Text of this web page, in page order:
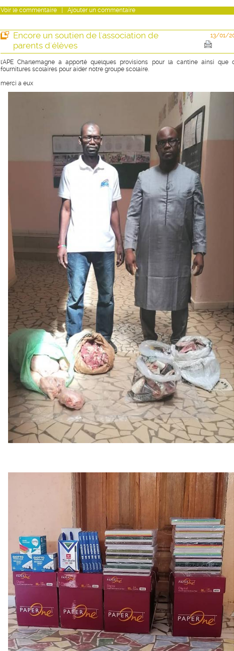
Voir le commentaire Ajouter un commentaire
Encore un soutien de l'association de
parents d'élèves
13/01/
l'APE Charlemagne a apporté quelques provisions pour la cantine ainsi que
fournitures scolaires pour aider notre groupe scolaire.
merci a eux